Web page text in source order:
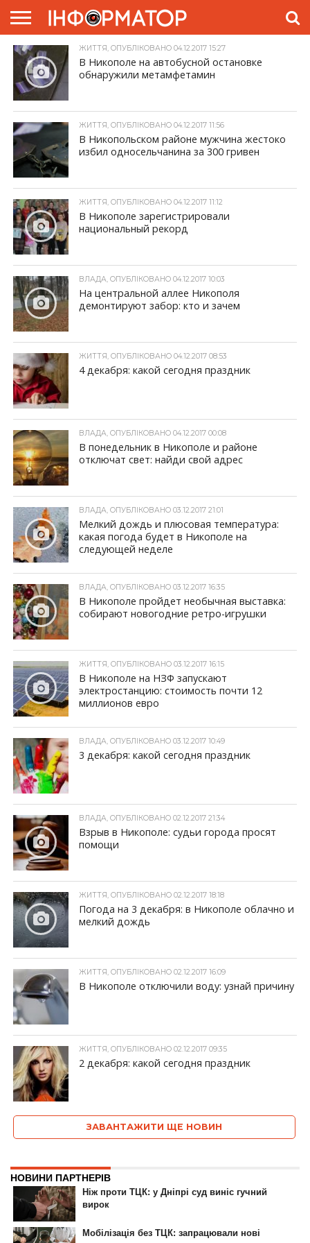
ГОЛОВНА
ЖИТТЯ
ВЛАДА
ГРОШІ
ТРЕШ
ПРЕС-
РЕЛІЗИ
РЕКЛАМА
ПРОЕКТИ
ЖИТТЯ, ОПУБЛІКОВАНО 04.12.2017 15:27
В Никополе на автобусной остановке
обнаружили метамфетамин
ЖИТТЯ, ОПУБЛІКОВАНО 04.12.2017 11:56
В Никопольском районе мужчина жестоко
избил односельчанина за 300 гривен
ЖИТТЯ, ОПУБЛІКОВАНО 04.12.2017 11:12
В Никополе зарегистрировали
национальный рекорд
ВЛАДА, ОПУБЛІКОВАНО 04.12.2017 10:03
На центральной аллее Никополя
демонтируют забор: кто и зачем
ЖИТТЯ, ОПУБЛІКОВАНО 04.12.2017 08:53
4 декабря: какой сегодня праздник
ВЛАДА, ОПУБЛІКОВАНО 04.12.2017 00:08
В понедельник в Никополе и районе
отключат свет: найди свой адрес
ВЛАДА, ОПУБЛІКОВАНО 03.12.2017 21:01
Мелкий дождь и плюсовая температура:
какая погода будет в Никополе на
следующей неделе
ВЛАДА, ОПУБЛІКОВАНО 03.12.2017 16:35
В Никополе пройдет необычная выставка:
собирают новогодние ретро-игрушки
ЖИТТЯ, ОПУБЛІКОВАНО 03.12.2017 16:15
В Никополе на НЗФ запускают
электростанцию: стоимость почти 12
миллионов евро
ВЛАДА, ОПУБЛІКОВАНО 03.12.2017 10:49
3 декабря: какой сегодня праздник
ВЛАДА, ОПУБЛІКОВАНО 02.12.2017 21:34
Взрыв в Никополе: судьи города просят
помощи
ЖИТТЯ, ОПУБЛІКОВАНО 02.12.2017 18:18
Погода на 3 декабря: в Никополе облачно и
мелкий дождь
ЖИТТЯ, ОПУБЛІКОВАНО 02.12.2017 16:09
В Никополе отключили воду: узнай причину
ЖИТТЯ, ОПУБЛІКОВАНО 02.12.2017 09:35
2 декабря: какой сегодня праздник
ЗАВАНТАЖИТИ ЩЕ НОВИН